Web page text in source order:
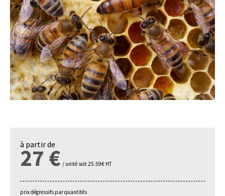
à partir de
27 € / unité soit 25.59€ HT
prix dégressifs par quantités